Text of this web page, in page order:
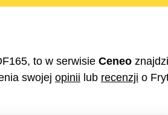
, to w serwisie Ceneo
swojej opinii lub recenzji o